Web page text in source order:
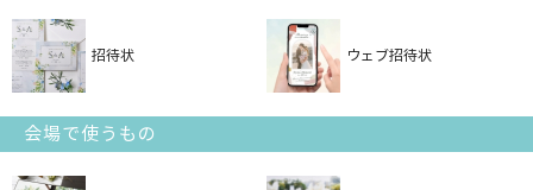
招待状 ウェブ招待状
会場で使うもの